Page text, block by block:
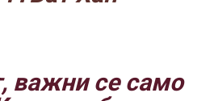
важни се само